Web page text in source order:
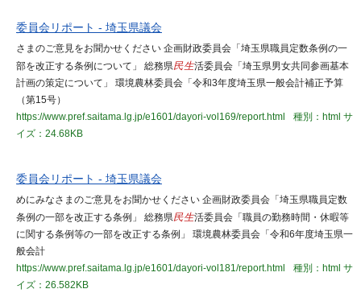
委員会リポート - 埼玉県議会
さまのご意見をお聞かせください 企画財政委員会「埼玉県職員定数条例の一
部を改正する条例について」 総務県民生活委員会「埼玉県男女共同参画基本
計画の策定について」 環境農林委員会「令和3年度埼玉県一般会計補正予算
（第15号）
https://www.pref.saitama.lg.jp/e1601/dayori-vol169/report.html
種別：html サ
イズ：24.68KB
委員会リポート - 埼玉県議会
めにみなさまのご意見をお聞かせください 企画財政委員会「埼玉県職員定数
条例の一部を改正する条例」 総務県民生活委員会「職員の勤務時間・休暇等
に関する条例等の一部を改正する条例」 環境農林委員会「令和6年度埼玉県一
般会計
https://www.pref.saitama.lg.jp/e1601/dayori-vol181/report.html
種別：html サ
イズ：26.582KB